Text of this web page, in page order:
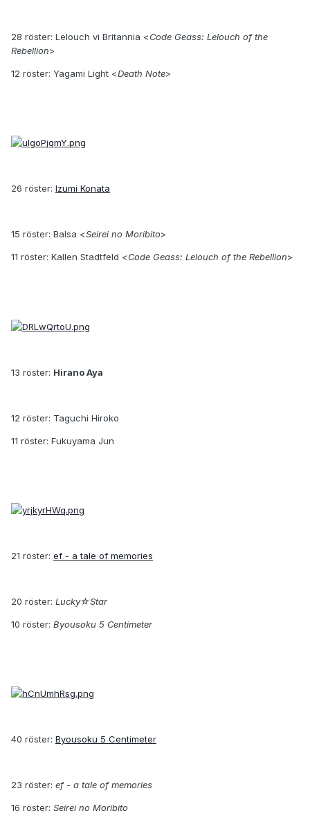
28 röster: Lelouch vi Britannia <Code Geass: Lelouch of the
Rebellion>
12 röster: Yagami Light <Death Note>
26 röster: Izumi Konata
15 röster: Balsa <Seirei no Moribito>
11 röster: Kallen Stadtfeld <Code Geass: Lelouch of the Rebellion>
13 röster: Hirano Aya
12 röster: Taguchi Hiroko
11 röster: Fukuyama Jun
21 röster: ef - a tale of memories
20 röster: Lucky☆Star
10 röster: Byousoku 5 Centimeter
40 röster: Byousoku 5 Centimeter
23 röster: ef - a tale of memories
16 röster: Seirei no Moribito